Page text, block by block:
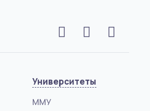
Университеты
ММУ